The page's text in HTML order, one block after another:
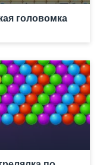
головомка